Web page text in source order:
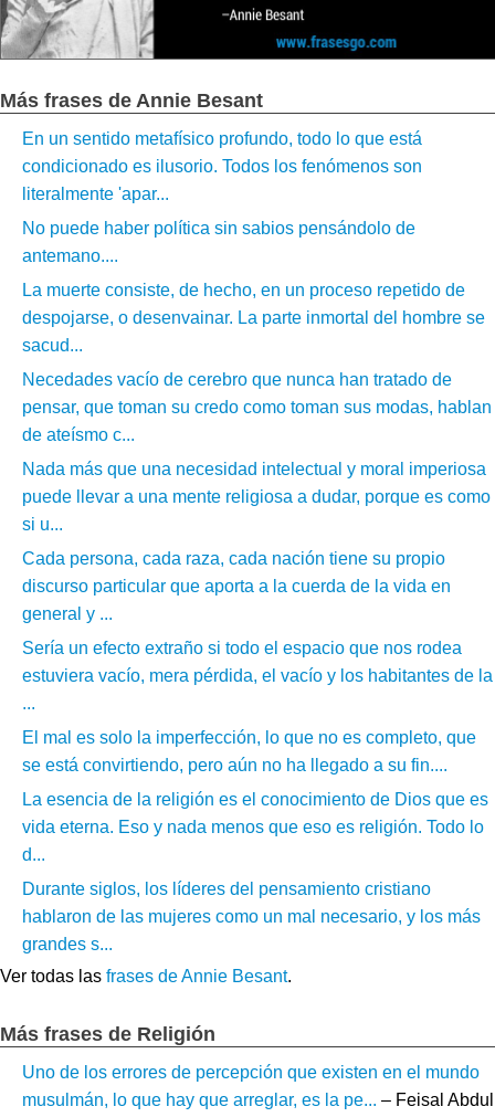
Más frases de Annie Besant
En un sentido metafísico profundo, todo lo que está
condicionado es ilusorio. Todos los fenómenos son
literalmente 'apar...
No puede haber política sin sabios pensándolo de
antemano....
La muerte consiste, de hecho, en un proceso repetido de
despojarse, o desenvainar. La parte inmortal del hombre se
sacud...
Necedades vacío de cerebro que nunca han tratado de
pensar, que toman su credo como toman sus modas, hablan
de ateísmo c...
Nada más que una necesidad intelectual y moral imperiosa
puede llevar a una mente religiosa a dudar, porque es como
si u...
Cada persona, cada raza, cada nación tiene su propio
discurso particular que aporta a la cuerda de la vida en
general y ...
Sería un efecto extraño si todo el espacio que nos rodea
estuviera vacío, mera pérdida, el vacío y los habitantes de la
...
El mal es solo la imperfección, lo que no es completo, que
se está convirtiendo, pero aún no ha llegado a su fin....
La esencia de la religión es el conocimiento de Dios que es
vida eterna. Eso y nada menos que eso es religión. Todo lo
d...
Durante siglos, los líderes del pensamiento cristiano
hablaron de las mujeres como un mal necesario, y los más
grandes s...
Ver todas las frases de Annie Besant.
Más frases de Religión
Uno de los errores de percepción que existen en el mundo
musulmán, lo que hay que arreglar, es la pe... – Feisal Abdul